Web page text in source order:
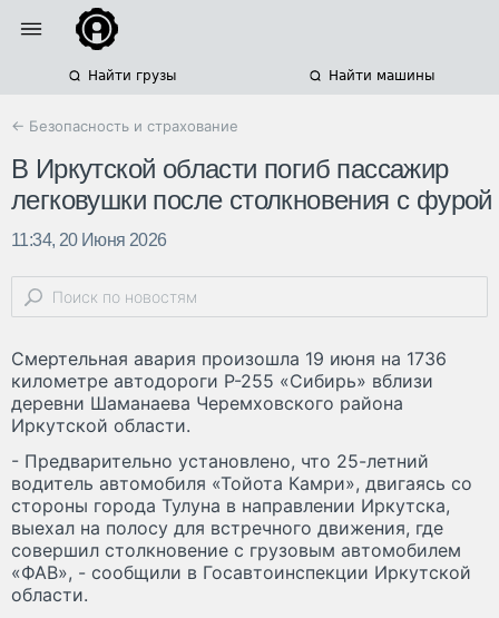
Найти грузы Найти машины
← Безопасность и страхование
В Иркутской области погиб пассажир
легковушки после столкновения с фурой
11:34, 20 Июня 2026
Смертельная авария произошла 19 июня на 1736
километре автодороги Р-255 «Сибирь» вблизи
деревни Шаманаева Черемховского района
Иркутской области.
- Предварительно установлено, что 25-летний
водитель автомобиля «Тойота Камри», двигаясь со
стороны города Тулуна в направлении Иркутска,
выехал на полосу для встречного движения, где
совершил столкновение с грузовым автомобилем
«ФАВ», - сообщили в Госавтоинспекции Иркутской
области.